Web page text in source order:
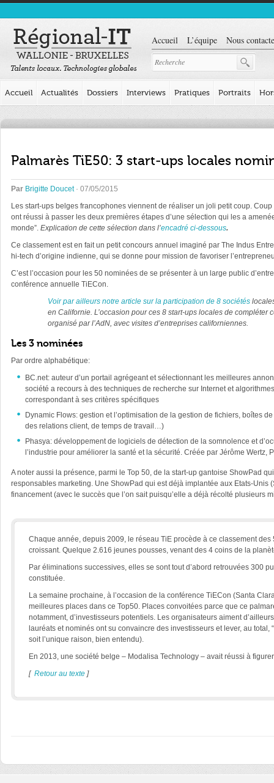
Accueil L’équipe Nous
Accueil Actualités Dossiers Interviews Pratiques Portraits
Palmarès TiE50: 3 start-ups locales
Par Brigitte Doucet· 07/05/2015
Les start-ups belges francophones viennent de réaliser un joli petit coup. Coup
ont réussi à passer les deux premières étapes d’une sélection qui les a
monde”. Explication de cette sélection dans l’encadré ci-dessous.
Ce classement est en fait un petit concours annuel imaginé par The Indus
hi-tech d’origine indienne, qui se donne pour mission de favoriser
C’est l’occasion pour les 50 nominées de se présenter à un large public
conférence annuelle TiECon.
Voir par ailleurs notre article sur la participation de 8 sociétés
en Californie. L’occasion pour ces 8 start-ups locales de compléter
organisé par l’AdN, avec visites d’entreprises californiennes.
Les 3 nominées
Par ordre alphabétique:
BC.net: auteur d’un portail agrégeant et sélectionnant les meilleures
société a recours à des techniques de recherche sur Internet et
correspondant à ses critères spécifiques
Dynamic Flows: gestion et l’optimisation de la gestion de fichiers, boîtes
des relations client, de temps de travail…)
Phasya: développement de logiciels de détection de la somnolence et
l’industrie pour améliorer la santé et la sécurité. Créée par Jérôme
A noter aussi la présence, parmi le Top 50, de la start-up gantoise ShowPad
responsables marketing. Une ShowPad qui est déjà implantée aux Etats-
financement (avec le succès que l’on sait puisqu’elle a déjà récolté plusieurs
Chaque année, depuis 2009, le réseau TiE procède à ce classement
croissant. Quelque 2.616 jeunes pousses, venant des 4 coins de la
Par éliminations successives, elles se sont tout d’abord retrouvées 300
constituée.
La semaine prochaine, à l’occasion de la conférence TiECon (Santa
meilleures places dans ce Top50. Places convoitées parce que ce
notamment, d’investisseurs potentiels. Les organisateurs aiment
lauréats et nominés ont su convaincre des investisseurs et lever, au
soit l’unique raison, bien entendu).
En 2013, une société belge – Modalisa Technology – avait réussi à
[ Retour au texte ]